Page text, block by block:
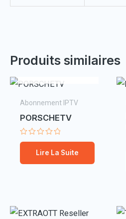
Produits similaires
EN RUPTURE DE
Abonnement IPTV
PORSCHETV
Note
5
Lire La Suite